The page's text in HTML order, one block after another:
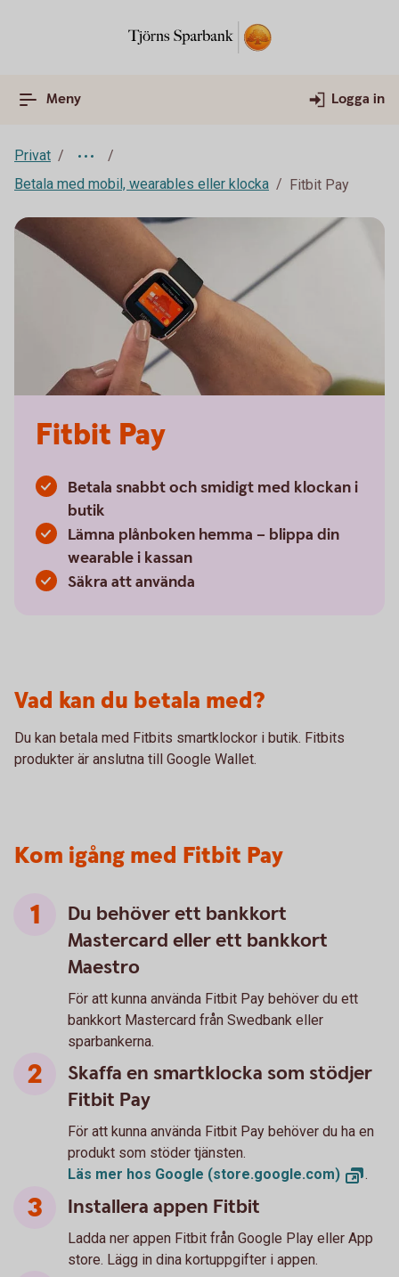
Meny Logga in
Privat
Betala med mobil, wearables eller klocka
Fitbit Pay
Fitbit Pay
Betala snabbt och smidigt med klockan i
butik
Lämna plånboken hemma – blippa din
wearable i kassan
Säkra att använda
Vad kan du betala med?
Du kan betala med Fitbits smartklockor i butik. Fitbits
produkter är anslutna till Google Wallet.
Kom igång med Fitbit Pay
Du behöver ett bankkort
Mastercard eller ett bankkort
Maestro
För att kunna använda Fitbit Pay behöver du ett
bankkort Mastercard från Swedbank eller
sparbankerna.
Skaffa en smartklocka som stödjer
Fitbit Pay
För att kunna använda Fitbit Pay behöver du ha en
produkt som stöder tjänsten.
Läs mer hos Google (store.google.com) .
Installera appen Fitbit
Ladda ner appen Fitbit från Google Play eller App
store. Lägg in dina kortuppgifter i appen.